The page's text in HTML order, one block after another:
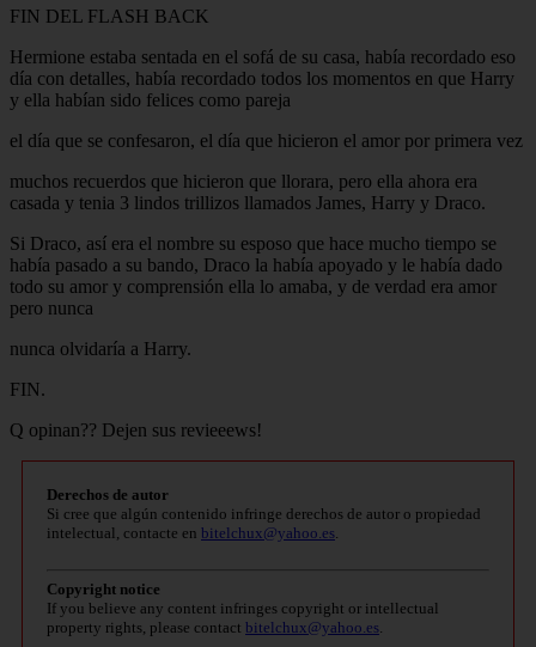
FIN DEL FLASH BACK
Hermione estaba sentada en el sofá de su casa, había recordado eso
día con detalles, había recordado todos los momentos en que Harry
y ella habían sido felices como pareja
el día que se confesaron, el día que hicieron el amor por primera vez
muchos recuerdos que hicieron que llorara, pero ella ahora era
casada y tenia 3 lindos trillizos llamados James, Harry y Draco.
Si Draco, así era el nombre su esposo que hace mucho tiempo se
había pasado a su bando, Draco la había apoyado y le había dado
todo su amor y comprensión ella lo amaba, y de verdad era amor
pero nunca
nunca olvidaría a Harry.
FIN.
Q opinan?? Dejen sus revieeews!
Derechos de autor
Si cree que algún contenido infringe derechos de autor o propiedad
intelectual, contacte en bitelchux@yahoo.es
Copyright notice
If you believe any content infringes copyright or intellectual
property rights, please contact bitelchux@yahoo.es